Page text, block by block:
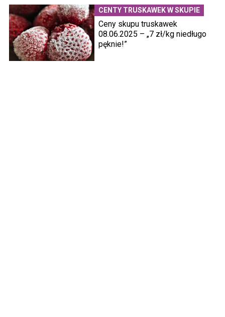
CENTY TRUSKAWEK W SKUPIE
Ceny skupu truskawek
08.06.2025 – „7 zł/kg niedługo
pęknie!”